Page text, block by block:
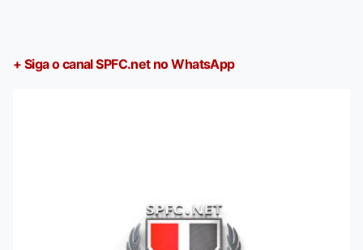
+ Siga o canal SPFC.net no WhatsApp